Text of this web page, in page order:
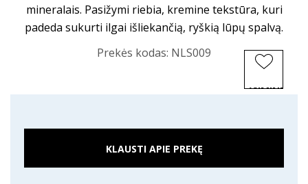
mineralais. Pasižymi riebia, kremine tekstūra, kuri
padeda sukurti ilgai išliekančią, ryškią lūpų spalvą.
Prekės kodas: NLS009
KLAUSTI APIE PREKĘ
ĮSIMINTI
PREKĘ